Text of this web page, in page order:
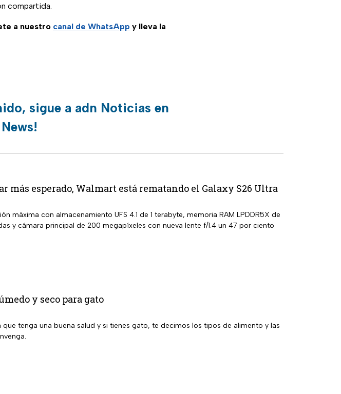
compartida.
a nuestro canal de WhatsApp y lleva la
sigue a adn Noticias en
más esperado, Walmart está rematando el Galaxy S26 Ultra
máxima con almacenamiento UFS 4.1 de 1 terabyte, memoria RAM LPDDR5X de
y cámara principal de 200 megapíxeles con nueva lente f/1.4 un 47 por ciento
y seco para gato
tenga una buena salud y si tienes gato, te decimos los tipos de alimento y las